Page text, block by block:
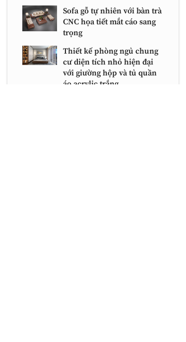
Sofa gỗ tự nhiên với bàn trà
CNC họa tiết mắt cáo sang
trọng
Thiết kế phòng ngủ chung
cư diện tích nhỏ hiện đại
với giường hộp và tủ quần
áo acrylic trắng